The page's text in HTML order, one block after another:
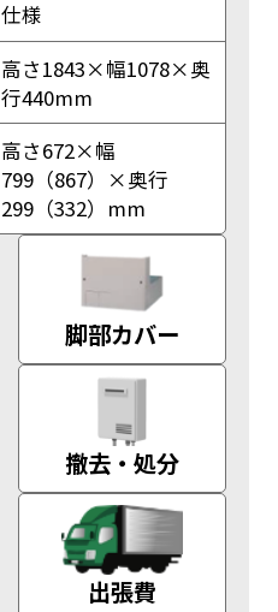
仕様
高さ1843×幅1078×奥
行440mm
高さ672×幅
799（867）×奥行
299（332）mm
脚部カバー
撤去・処分
出張費